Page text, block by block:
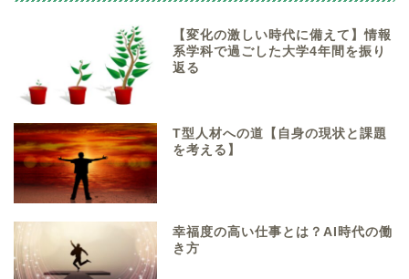
【変化の激しい時代に備えて】情報
系学科で過ごした大学4年間を振り
返る
T型人材への道【自身の現状と課題
を考える】
幸福度の高い仕事とは？AI時代の働
き方